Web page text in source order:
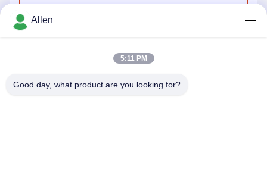
Senden Sie
Allen
5:11 PM
Good day, what product are you looking for?